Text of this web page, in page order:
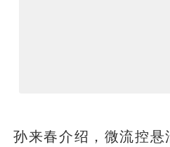
孙来春介绍，微流控